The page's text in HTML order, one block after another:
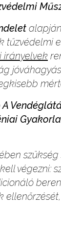
tűzvédelmi
irányelvek
szükség
végezni: